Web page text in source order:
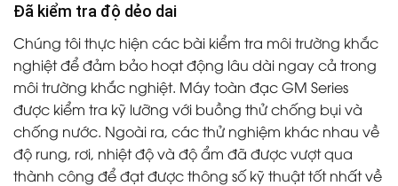
Đã kiểm tra độ dẻo dai
Chúng tôi thực hiện các bài kiểm tra môi trường khắc
nghiệt để đảm bảo hoạt động lâu dài ngay cả trong
môi trường khắc nghiệt. Máy toàn đạc GM Series
được kiểm tra kỹ lưỡng với buồng thử chống bụi và
chống nước. Ngoài ra, các thử nghiệm khác nhau về
độ rung, rơi, nhiệt độ và độ ẩm đã được vượt qua
thành công để đạt được thông số kỹ thuật tốt nhất về